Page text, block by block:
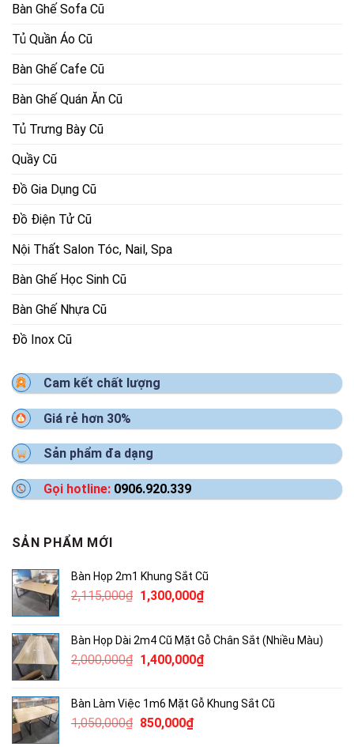
Bàn Ghế Sofa Cũ
Tủ Quần Áo Cũ
Bàn Ghế Cafe Cũ
Bàn Ghế Quán Ăn Cũ
Tủ Trưng Bày Cũ
Quầy Cũ
Đồ Gia Dụng Cũ
Đồ Điện Tử Cũ
Nội Thất Salon Tóc, Nail, Spa
Bàn Ghế Học Sinh Cũ
Bàn Ghế Nhựa Cũ
Đồ Inox Cũ
Cam kết chất lượng
Giá rẻ hơn 30%
Sản phẩm đa dạng
Gọi hotline: 0906.920.339
SẢN PHẨM MỚI
Bàn Họp 2m1 Khung Sắt Cũ
2,115,000₫ Giá
2,115,000₫.
1,300,000₫Giá
là:
1,300,000₫.
Bàn Họp Dài 2m4 Cũ Mặt Gỗ Chân Sắt (Nhiều Màu)
2,000,000₫ Giá
2,000,000₫.
1,400,000₫Giá
là:
Bàn Làm Việc 1m6 Mặt Gỗ Khung Sắt Cũ
1,050,000₫ Giá
850,000₫Giá